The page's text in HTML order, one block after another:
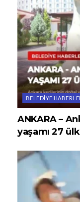
BELEDIYE
ANKARA –
yaşamı 27